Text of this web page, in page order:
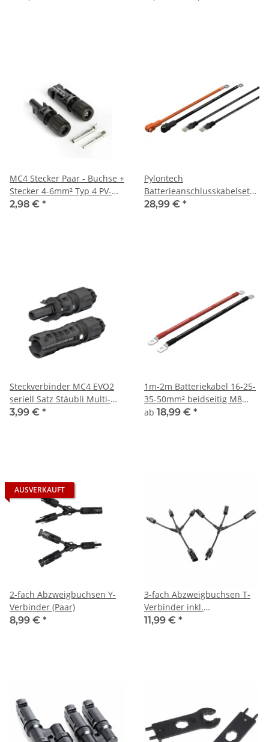
MC4 Stecker Paar - Buchse +
Stecker 4-6mm² Typ 4 PV-
KBT4/6I
2,98 € *
Pylontech
Batterieanschlusskabelset
Pylontech zu Wechselrichter
28,99 € *
Steckverbinder MC4 EVO2
seriell Satz Stäubli Multi-
Contact
3,99 € *
1m-2m Batteriekabel 16-25-
35-50mm² beidseitig M8
Ösen
ab 18,99 € *
AUSVERKAUFT
2-fach Abzweigbuchsen Y-
Verbinder (Paar)
8,99 € *
3-fach Abzweigbuchsen T-
Verbinder inkl.
Kabelverlängerung (Paar)
11,99 € *